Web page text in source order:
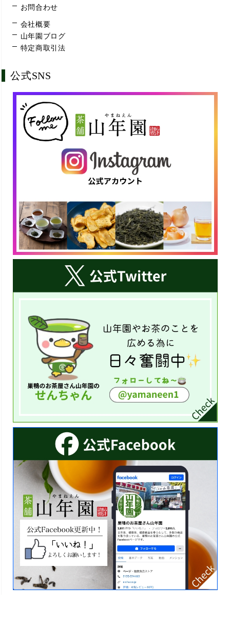
お問合わせ
会社概要
山年園ブログ
特定商取引法
公式SNS